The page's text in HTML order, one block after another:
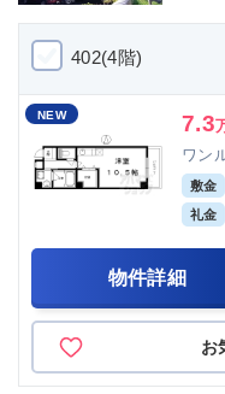
402(4階)
NEW 7.3
ワン
敷金
礼金
物件詳細
お